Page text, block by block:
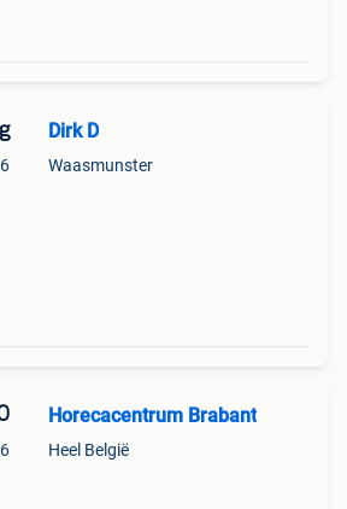
Dirk D
Waasmunster
Horecacentrum Brabant
Heel België